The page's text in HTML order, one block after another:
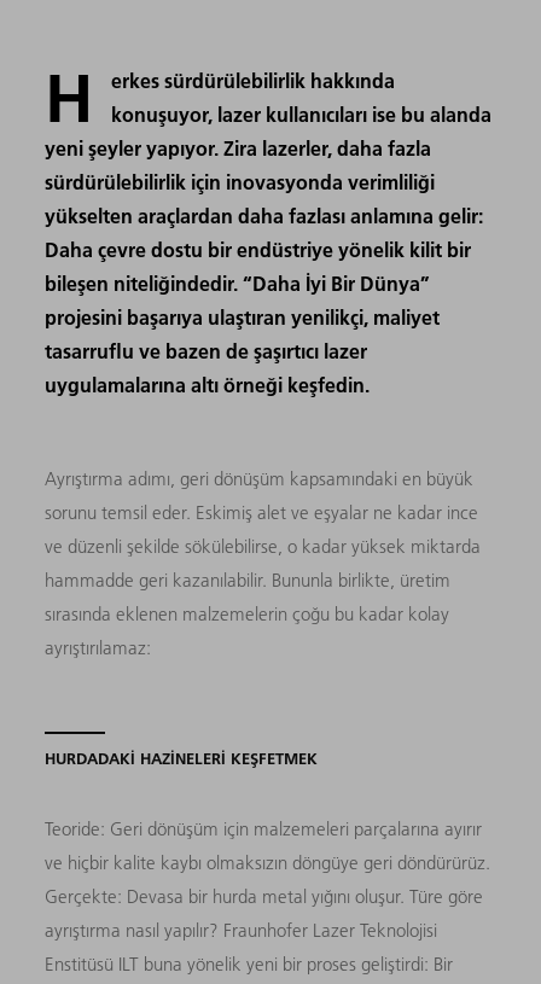
H
erkes sürdürülebilirlik hakkında
konuşuyor, lazer kullanıcıları ise bu alanda
yeni şeyler yapıyor. Zira lazerler, daha fazla
sürdürülebilirlik için inovasyonda verimliliği
yükselten araçlardan daha fazlası anlamına gelir:
Daha çevre dostu bir endüstriye yönelik kilit bir
bileşen niteliğindedir. “Daha İyi Bir Dünya”
projesini başarıya ulaştıran yenilikçi, maliyet
tasarruflu ve bazen de şaşırtıcı lazer
uygulamalarına altı örneği keşfedin.
Ayrıştırma adımı, geri dönüşüm kapsamındaki en büyük
sorunu temsil eder. Eskimiş alet ve eşyalar ne kadar ince
ve düzenli şekilde sökülebilirse, o kadar yüksek miktarda
hammadde geri kazanılabilir. Bununla birlikte, üretim
sırasında eklenen malzemelerin çoğu bu kadar kolay
ayrıştırılamaz:
HURDADAKİ HAZİNELERİ KEŞFETMEK
Teoride: Geri dönüşüm için malzemeleri parçalarına ayırır
ve hiçbir kalite kaybı olmaksızın döngüye geri döndürürüz.
Gerçekte: Devasa bir hurda metal yığını oluşur. Türe göre
ayrıştırma nasıl yapılır? Fraunhofer Lazer Teknolojisi
Enstitüsü ILT buna yönelik yeni bir proses geliştirdi: Bir